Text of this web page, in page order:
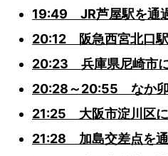
19:49 JR芦屋駅を通
20:12 阪急西宮北口
20:23 兵庫県尼崎市
20:28～20:55 なか卯
21:25 大阪市淀川区
21:28 加島交差点を